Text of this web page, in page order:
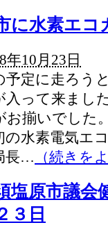
に水素エ
年10月23日
予定に走ろう
入って来まし
お揃いでした
の水素電気エ
長… （続きを
塩原市議
３日